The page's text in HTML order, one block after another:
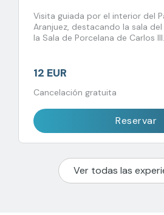
Visita guiada por el interior del
Aranjuez, destacando la sala
la Sala de Porcelana de Carlos
12 EUR
Cancelación gratuita
Reservar
Ver todas las